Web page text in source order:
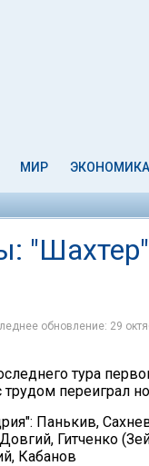
МИР ЭКОНОМИКА
обновление: 29
тура
трудом переиграл
Панькив,
Гитченко
Кабанов